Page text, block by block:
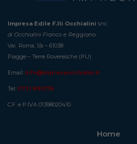
Impresa Edile F.lli Occhialini snc
di Occhialini Franco e Reggiano
Vai Roma, 1/a – 61038
Piagge – Terre Roveresche (PU)
Email: info@impresaocchialini.it
Tel: 0721 890176
C.F. e P.IVA 01398020410
Home